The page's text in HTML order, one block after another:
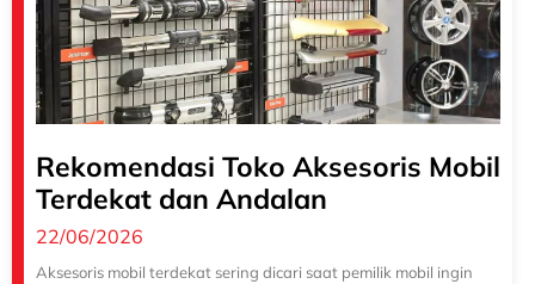
Rekomendasi Toko Aksesoris Mobil
Terdekat dan Andalan
22/06/2026
Aksesoris mobil terdekat sering dicari saat pemilik mobil ingin